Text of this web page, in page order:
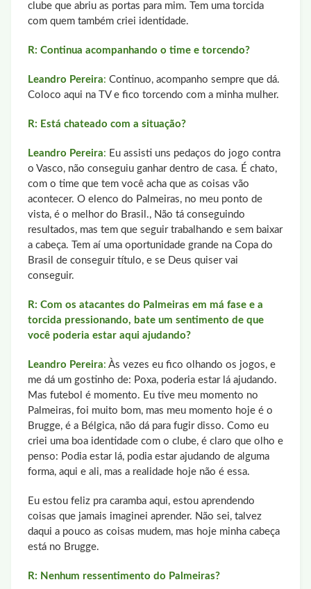
clube que abriu as portas para mim. Tem uma torcida
com quem também criei identidade.
R: Continua acompanhando o time e torcendo?
Leandro Pereira: Continuo, acompanho sempre que dá.
Coloco aqui na TV e fico torcendo com a minha mulher.
R: Está chateado com a situação?
Leandro Pereira: Eu assisti uns pedaços do jogo contra
o Vasco, não conseguiu ganhar dentro de casa. É chato,
com o time que tem você acha que as coisas vão
acontecer. O elenco do Palmeiras, no meu ponto de
vista, é o melhor do Brasil., Não tá conseguindo
resultados, mas tem que seguir trabalhando e sem baixar
a cabeça. Tem aí uma oportunidade grande na Copa do
Brasil de conseguir título, e se Deus quiser vai
conseguir.
R: Com os atacantes do Palmeiras em má fase e a
torcida pressionando, bate um sentimento de que
você poderia estar aqui ajudando?
Leandro Pereira: Às vezes eu fico olhando os jogos, e
me dá um gostinho de: Poxa, poderia estar lá ajudando.
Mas futebol é momento. Eu tive meu momento no
Palmeiras, foi muito bom, mas meu momento hoje é o
Brugge, é a Bélgica, não dá para fugir disso. Como eu
criei uma boa identidade com o clube, é claro que olho e
penso: Podia estar lá, podia estar ajudando de alguma
forma, aqui e ali, mas a realidade hoje não é essa.
Eu estou feliz pra caramba aqui, estou aprendendo
coisas que jamais imaginei aprender. Não sei, talvez
daqui a pouco as coisas mudem, mas hoje minha cabeça
está no Brugge.
R: Nenhum ressentimento do Palmeiras?